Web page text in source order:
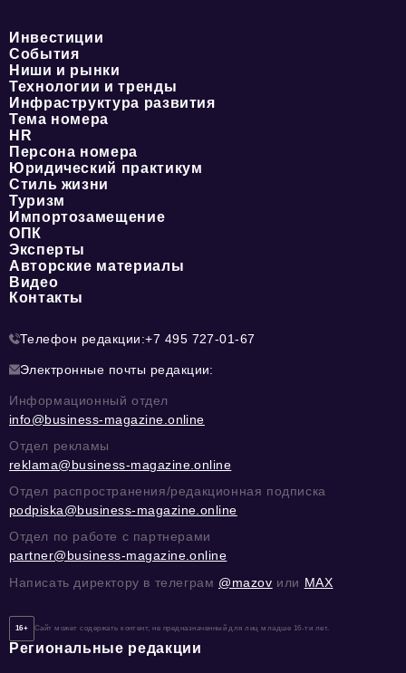
Инвестиции
События
Ниши и рынки
Технологии и тренды
Инфраструктура развития
Тема номера
HR
Персона номера
Юридический практикум
Стиль жизни
Туризм
Импортозамещение
ОПК
Эксперты
Авторские материалы
Видео
Контакты
Телефон редакции:+7 495 727-01-67
Электронные почты редакции:
Информационный отдел
info@business-magazine.online
Отдел рекламы
reklama@business-magazine.online
Отдел распространения/редакционная подписка
podpiska@business-magazine.online
Отдел по работе с партнерами
partner@business-magazine.online
Написать директору в телеграм @mazov или MAX
16+ Сайт может содержать контент, не предназначенный для лиц младше 16-ти лет.
Региональные редакции